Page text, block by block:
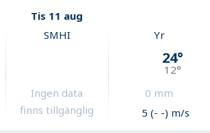
Tis 11 aug
SMHI
Ingen data
finns tillgänglig
Yr
24°
12°
0 mm
5 (- -) m/s